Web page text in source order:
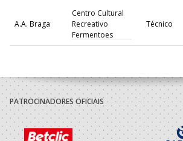
A.A. Braga
Centro Cultural
Recreativo
Fermentoes
Técnico
A.A. Braga
Centro Cultural
Recreativo
Fermentoes
Técnico
2020/21
PATROCINADORES OFICIAIS